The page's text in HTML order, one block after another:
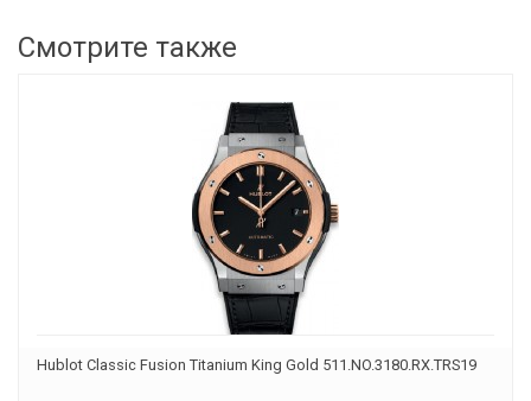
Смотрите также
Hublot Classic Fusion Titanium King Gold 511.NO.3180.RX.TRS19